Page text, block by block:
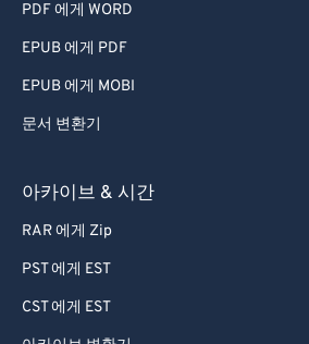
PDF 에게 WORD
EPUB 에게 PDF
EPUB 에게 MOBI
문서 변환기
아카이브 & 시간
RAR 에게 Zip
PST 에게 EST
CST 에게 EST